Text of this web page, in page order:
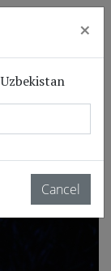
×
Uzbekistan
Cancel